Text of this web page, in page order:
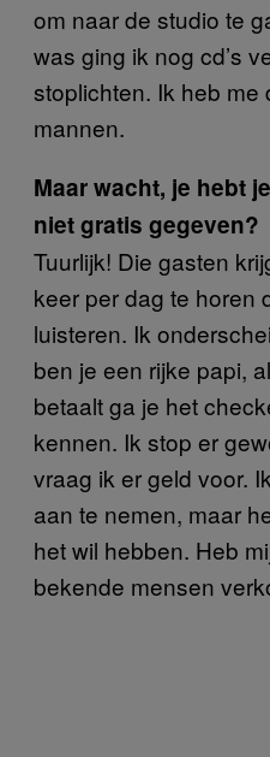
om naar de studio te
was ging ik nog cd’s
stoplichten. Ik heb
mannen.
Maar wacht, je hebt
niet gratis gegeven?
Tuurlijk! Die gasten
keer per dag te horen
luisteren. Ik
ben je een rijke papi,
betaalt ga je het
kennen. Ik stop er
vraag ik er geld voor.
aan te nemen, maar
het wil hebben. Heb
bekende mensen